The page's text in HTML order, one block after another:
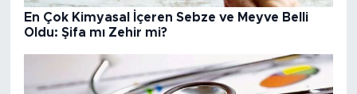
En Çok Kimyasal İçeren Sebze ve Meyve Belli
Oldu: Şifa mı Zehir mi?